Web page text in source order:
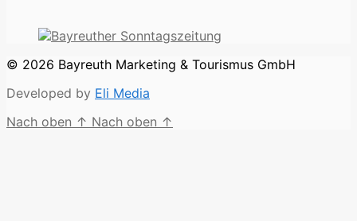
© 2026 Bayreuth Marketing & Tourismus GmbH
Developed by Eli Media
Nach oben ↑ Nach oben ↑